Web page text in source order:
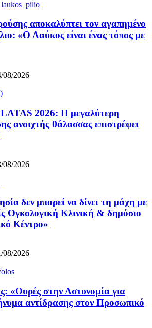
αποκαλύπτει τον αγαπημένο
«Ο Λαύκος είναι ένας τόπος με
08/2026
2026: Η μεγαλύτερη
ανοιχτής θάλασσας επιστρέφει
08/2026
δεν μπορεί να δίνει τη μάχη με
Ογκολογική Κλινική & δημόσιο
Κέντρο»
08/2026
«Ουρές στην Αστυνομία για
αντίδρασης στον Προσωπικό